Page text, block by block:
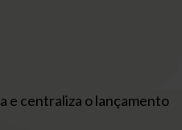
e centraliza o lançamento